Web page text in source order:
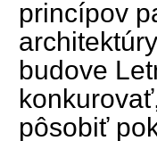
princípov
budove
pôsobiť